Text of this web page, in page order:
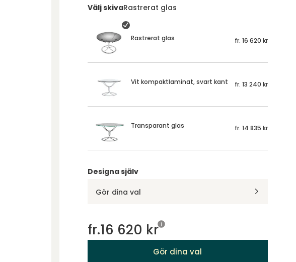
Välj skivaRastrerat glas
Rastrerat glas fr. 16 620 kr
Vit kompaktlaminat, svart kant fr. 13 240 kr
Transparant glas fr. 14 835 kr
Designa själv
Gör dina val
fr.16 620 kr
Gör dina val